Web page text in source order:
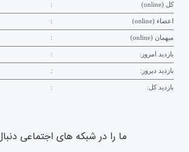
کل (online) :
اعضاء (online) :
میهمان (online) :
بازدید امروز: :
بازدید دیروز: :
بازدید کل: :
ما را در شبکه های اجتماعی